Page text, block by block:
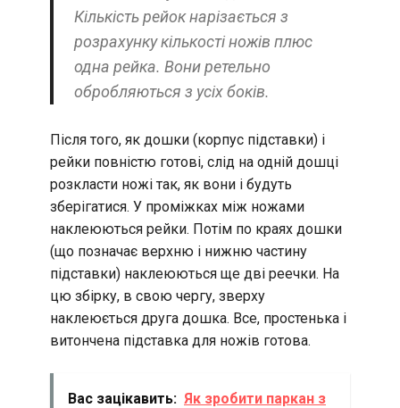
Кількість рейок нарізається з
розрахунку кількості ножів плюс
одна рейка. Вони ретельно
обробляються з усіх боків.
Після того, як дошки (корпус підставки) і
рейки повністю готові, слід на одній дошці
розкласти ножі так, як вони і будуть
зберігатися. У проміжках між ножами
наклеюються рейки. Потім по краях дошки
(що позначає верхню і нижню частину
підставки) наклеюються ще дві реечки. На
цю збірку, в свою чергу, зверху
наклеюється друга дошка. Все, простенька і
витончена підставка для ножів готова.
Вас зацікавить: Як зробити паркан з